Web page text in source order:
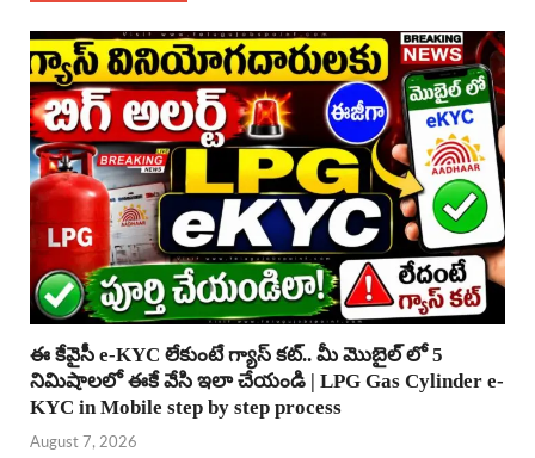
ఈ కేవైసీ e-KYC లేకుంటే గ్యాస్ కట్.. మీ మొబైల్ లో 5
నిమిషాలలో ఈకే వేసి ఇలా చేయండి | LPG Gas Cylinder e-
KYC in Mobile step by step process
August 7, 2026